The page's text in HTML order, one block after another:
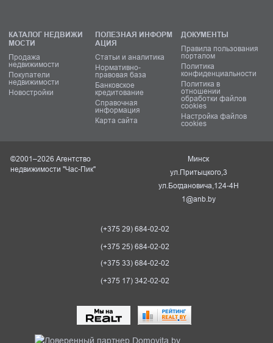
КАТАЛОГ НЕДВИЖИ
МОСТИ
Продажа
недвижимости
Покупатели
недвижимости
Новостройки
ПОЛЕЗНАЯ ИНФОРМ
АЦИЯ
Статьи и аналитика
Нормативно-
правовая база
Банковское
кредитование
Справочная
информация
Карта сайта
ДОКУМЕНТЫ
Правила пользования
порталом
Политика
конфиденциальности
Политика в
отношении
обработки файлов
cookies
Настройка файлов
cookies
©2001–2026 Агентство
недвижимости "Час-Пик"
Минск
ул.Притыцкого,3
ул.Богдановича,124-4Н
1@anb.by
(+375 29) 684-02-02
(+375 25) 684-02-02
(+375 33) 684-02-02
(+375 17) 342-02-02